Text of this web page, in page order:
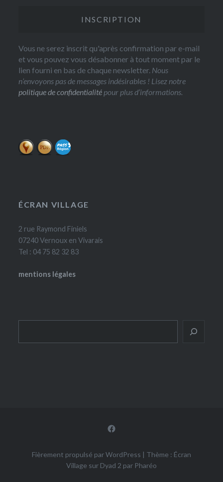
Vous ne serez inscrit qu'après confirmation par e-mail
et vous pouvez vous désabonner à tout moment par le
lien fourni en bas de chaque newsletter. Nous
n’envoyons pas de messages indésirables ! Lisez notre
politique de confidentialité pour plus d’informations.
ÉCRAN VILLAGE
2 rue Raymond Finiels
07240 Vernoux en Vivarais
Tel : 04 75 82 32 83
mentions légales
Facebook
Fièrement propulsé par WordPress | Thème : Écran
Village sur Dyad 2 par Pharéo